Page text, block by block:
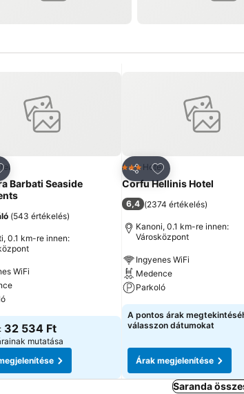
a kedvencekhez
Barbati Seaside
(543 értékelés)
0.1 km-re innen:
WiFi
32 534 Ft
mutatása
Megosztás
Hozzáadás a
3 Kategória
Hotel
Corfu Hellinis Hotel
6,4 (2374 értékelés)
Kanoni, 0.1 km-re innen:
Városközpont
Ingyenes WiFi
Medence
Parkoló
A pontos árak
válasszon dátumokat
Árak megjelenítése
Saranda